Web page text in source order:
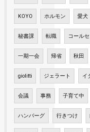
KOYO ホルモン 愛犬
秘書課 転職 コール
一期一会 帰省 秋田
giolitti ジェラート イ
会議 事務 子育て中
ハンバーグ 行きつけ